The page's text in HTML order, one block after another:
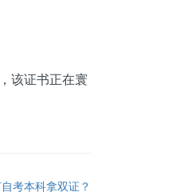
该证书正在寰
考本科拿双证？